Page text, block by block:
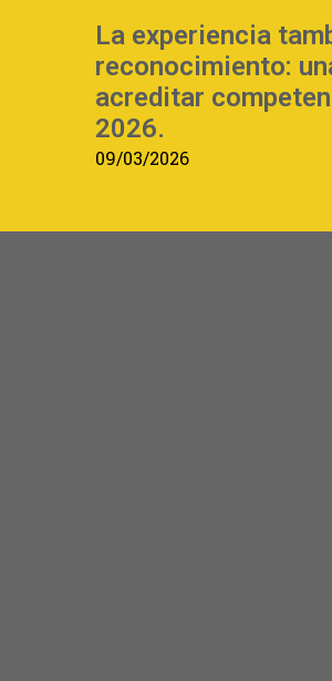
La experiencia
reconocimiento:
acreditar
2026.
09/03/2026